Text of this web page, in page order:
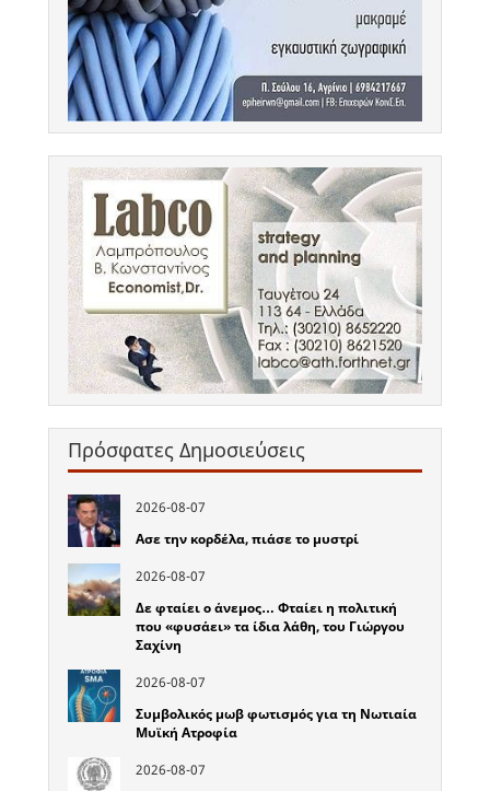
Πρόσφατες Δημοσιεύσεις
2026-08-07
Ασε την κορδέλα, πιάσε το μυστρί
2026-08-07
Δε φταίει ο άνεμος… Φταίει η πολιτική
που «φυσάει» τα ίδια λάθη, του Γιώργου
Σαχίνη
2026-08-07
Συμβολικός μωβ φωτισμός για τη Νωτιαία
Μυϊκή Ατροφία
2026-08-07